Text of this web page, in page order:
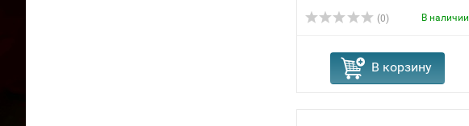
(0) В наличии
В корзину